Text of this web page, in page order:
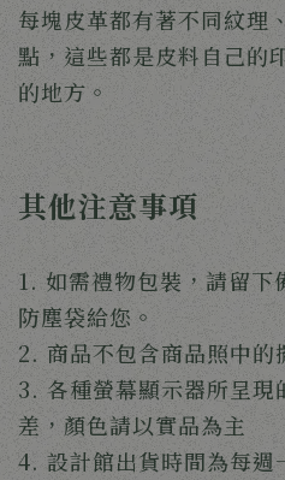
每塊皮革都有著不同紋理
點，這些都是皮料自己的
的地方。
其他注意事項
1. 如需禮物包裝，請留下
防塵袋給您。
2. 商品不包含商品照中的
3. 各種螢幕顯示器所呈現
差，顏色請以實品為主
4. 設計館出貨時間為每週